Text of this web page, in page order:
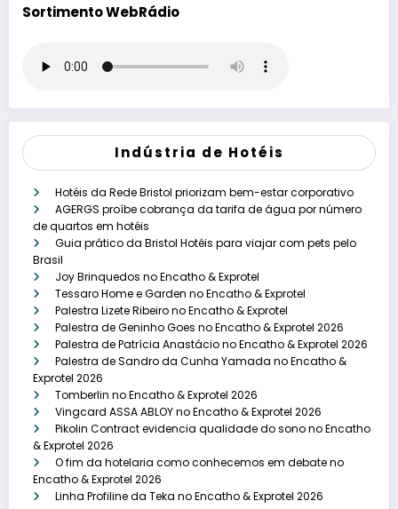
Sortimento WebRádio
Indústria de Hotéis
Hotéis da Rede Bristol priorizam bem-estar corporativo
AGERGS proíbe cobrança da tarifa de água por número
de quartos em hotéis
Guia prático da Bristol Hotéis para viajar com pets pelo
Brasil
Joy Brinquedos no Encatho & Exprotel
Tessaro Home e Garden no Encatho & Exprotel
Palestra Lizete Ribeiro no Encatho & Exprotel
Palestra de Geninho Goes no Encatho & Exprotel 2026
Palestra de Patrícia Anastácio no Encatho & Exprotel 2026
Palestra de Sandro da Cunha Yamada no Encatho &
Exprotel 2026
Tomberlin no Encatho & Exprotel 2026
Vingcard ASSA ABLOY no Encatho & Exprotel 2026
Pikolin Contract evidencia qualidade do sono no Encatho
& Exprotel 2026
O fim da hotelaria como conhecemos em debate no
Encatho & Exprotel 2026
Linha Profiline da Teka no Encatho & Exprotel 2026